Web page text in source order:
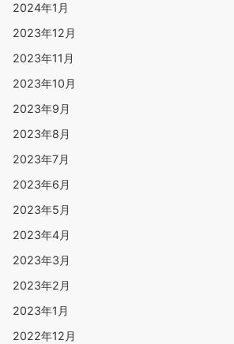
2024年1月
2023年12月
2023年11月
2023年10月
2023年9月
2023年8月
2023年7月
2023年6月
2023年5月
2023年4月
2023年3月
2023年2月
2023年1月
2022年12月